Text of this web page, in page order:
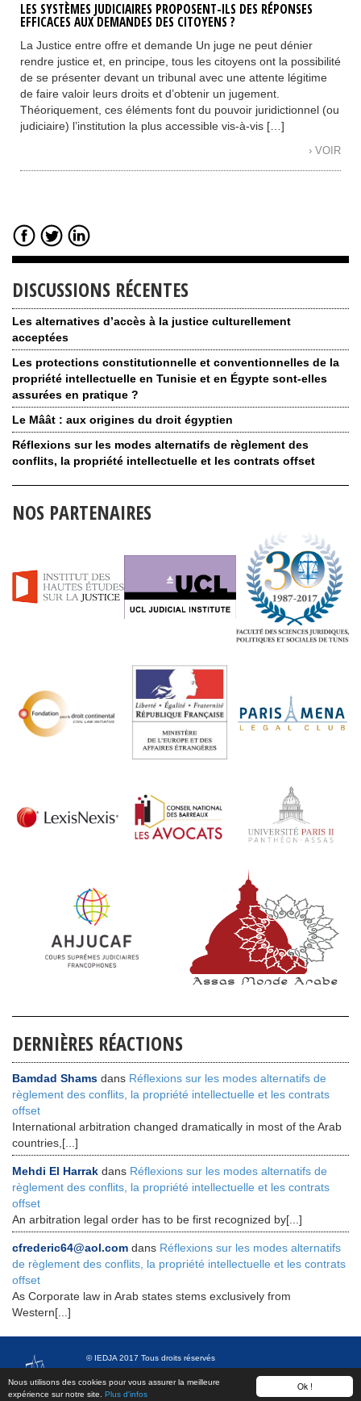
Ok !
Nous utilisons des cookies pour vous assurer la meilleure
expérience sur notre site. Plus d'infos
LES SYSTÈMES JUDICIAIRES PROPOSENT-ILS DES RÉPONSES
EFFICACES AUX DEMANDES DES CITOYENS ?
La Justice entre offre et demande Un juge ne peut dénier
rendre justice et, en principe, tous les citoyens ont la possibilité
de se présenter devant un tribunal avec une attente légitime
de faire valoir leurs droits et d’obtenir un jugement.
Théoriquement, ces éléments font du pouvoir juridictionnel (ou
judiciaire) l’institution la plus accessible vis-à-vis […]
› VOIR
DISCUSSIONS RÉCENTES
Les alternatives d’accès à la justice culturellement
acceptées
Les protections constitutionnelle et conventionnelles de la
propriété intellectuelle en Tunisie et en Égypte sont-elles
assurées en pratique ?
Le Mâât : aux origines du droit égyptien
Réflexions sur les modes alternatifs de règlement des
conflits, la propriété intellectuelle et les contrats offset
NOS PARTENAIRES
DERNIÈRES RÉACTIONS
Bamdad Shams dans Réflexions sur les modes alternatifs de
règlement des conflits, la propriété intellectuelle et les contrats
offset
International arbitration changed dramatically in most of the Arab
countries,[...]
Mehdi El Harrak dans Réflexions sur les modes alternatifs de
règlement des conflits, la propriété intellectuelle et les contrats
offset
An arbitration legal order has to be first recognized by[...]
cfrederic64@aol.com dans Réflexions sur les modes alternatifs
de règlement des conflits, la propriété intellectuelle et les contrats
offset
As Corporate law in Arab states stems exclusively from
Western[...]
© IEDJA 2017 Tous droits réservés